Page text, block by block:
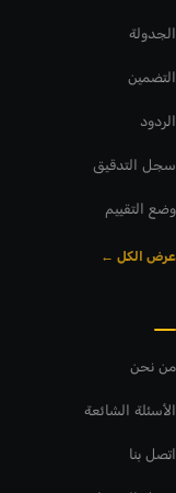
الجدولة
التضمين
الردود
سجل التدقيق
وضع التقييم
عرض الكل ←
من نحن
الأسئلة الشائعة
اتصل بنا